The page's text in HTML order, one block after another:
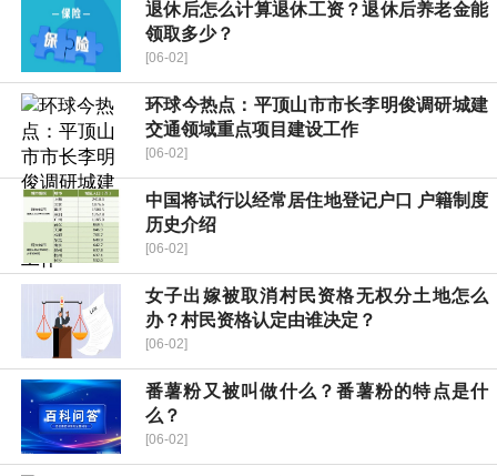
退休后怎么计算退休工资？退休后养老金能
领取多少？
[06-02]
环球今热点：平顶山市市长李明俊调研城建
交通领域重点项目建设工作
[06-02]
中国将试行以经常居住地登记户口 户籍制度
历史介绍
[06-02]
女子出嫁被取消村民资格无权分土地怎么
办？村民资格认定由谁决定？
[06-02]
番薯粉又被叫做什么？番薯粉的特点是什
么？
[06-02]